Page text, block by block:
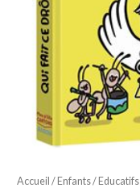
Accueil / Enfants / Educatifs